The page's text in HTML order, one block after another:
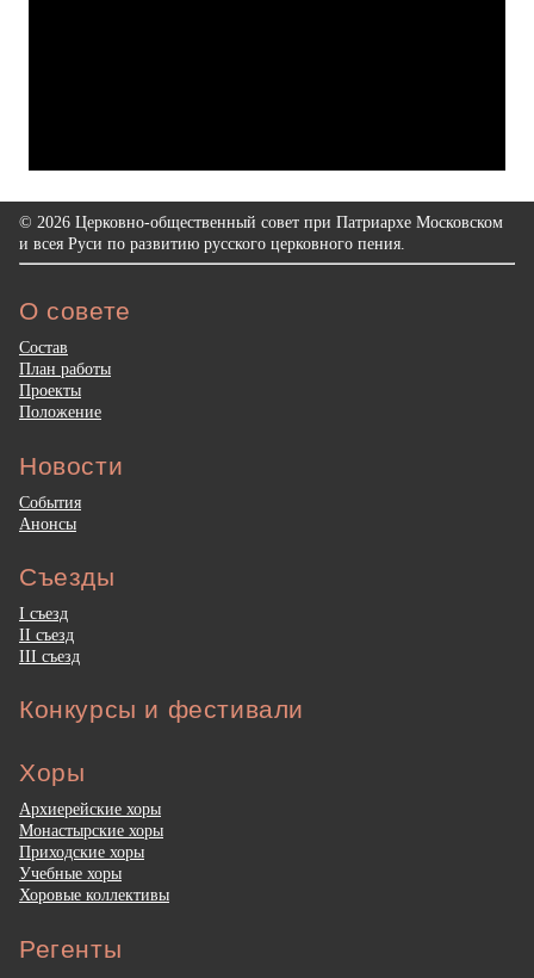
© 2026 Церковно-общественный совет при Патриархе Московском
и всея Руси по развитию русского церковного пения.
О совете
Состав
План работы
Проекты
Положение
Новости
События
Анонсы
Съезды
I съезд
II съезд
III съезд
Конкурсы и фестивали
Хоры
Архиерейские хоры
Монастырские хоры
Приходские хоры
Учебные хоры
Хоровые коллективы
Регенты